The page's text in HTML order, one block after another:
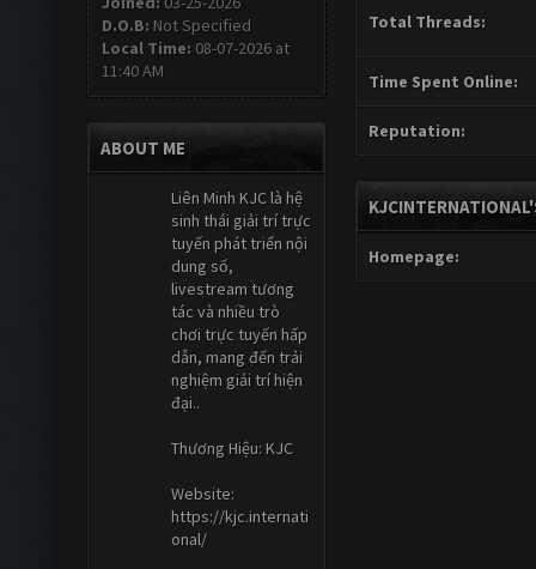
D.O.B: Not Specified
Local Time: 08-07-2026 at
11:40 AM
ABOUT ME
Liên Minh KJC là hệ
sinh thái giải trí trực
tuyến phát triển nội
dung số,
livestream tương
tác và nhiều trò
chơi trực tuyến hấp
dẫn, mang đến trải
nghiệm giải trí hiện
đại..
Thương Hiệu: KJC
Website:
https://kjc.internati
onal/
Total Threads:
Time Spent Online:
Reputation:
Homepage: